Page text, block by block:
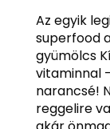
Az egyik
superfood
gyümölcs
vitaminnal
narancsé!
reggelire